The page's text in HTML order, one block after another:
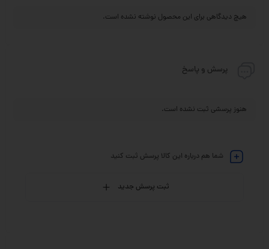
هیچ دیدگاهی برای این محصول نوشته نشده است.
پرسش و پاسخ
هنوز پرسشی ثبت نشده است.
شما هم درباره این کالا پرسش ثبت کنید
ثبت پرسش جدید